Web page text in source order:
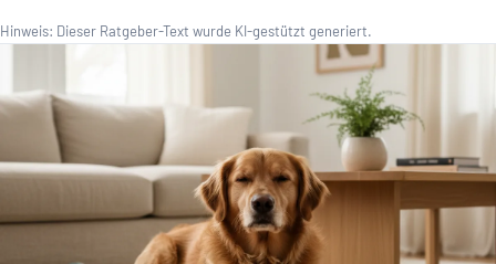
Hinweis: Dieser Ratgeber-Text wurde KI-gestützt generiert.